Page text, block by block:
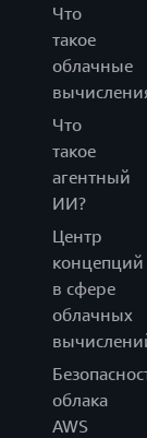
Что
такое
облачные
Что
такое
агентный
ИИ?
Центр
концепций
в сфере
облачных
облака
AWS